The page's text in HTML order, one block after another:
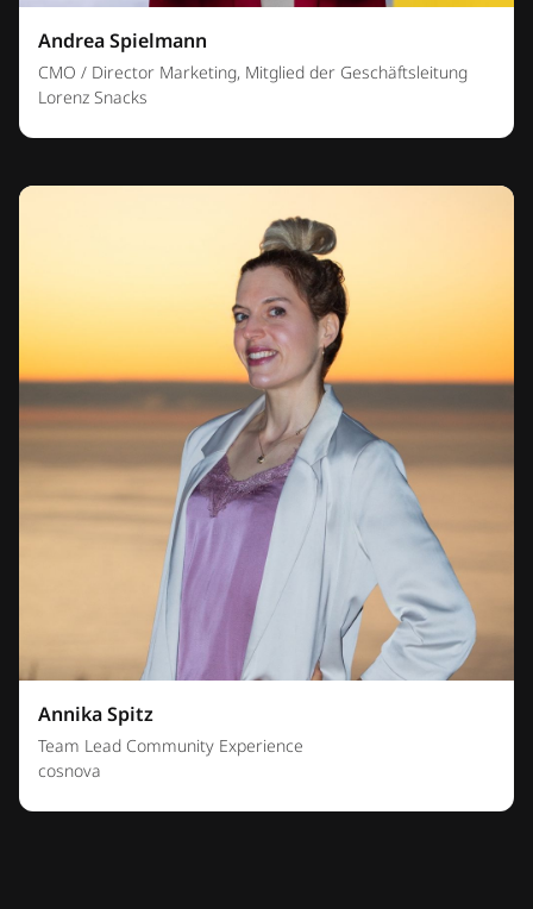
Andrea Spielmann
CMO / Director Marketing, Mitglied der Geschäftsleitung
Lorenz Snacks
Annika Spitz
Team Lead Community Experience
cosnova